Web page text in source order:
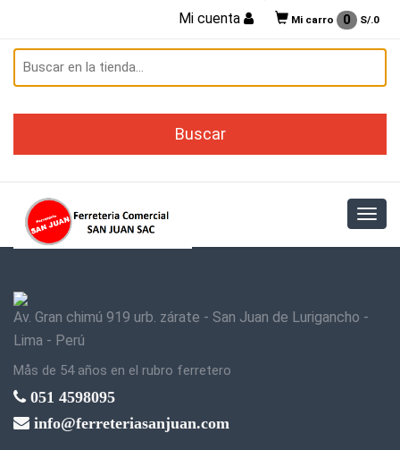
Mi cuenta Mi carro 0 S/.0
Av. Gran chimú 919 urb. zárate - San Juan de Lurigancho -
Lima - Perú
Mås de 54 años en el rubro ferretero
051 4598095
info@ferreteriasanjuan.com